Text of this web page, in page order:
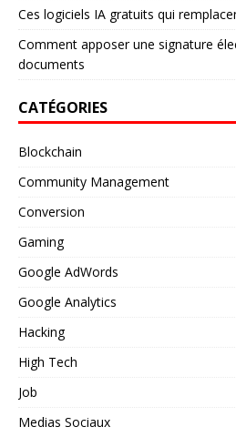
Ces logiciels IA gratuits qui
Comment apposer une signature
documents
CATÉGORIES
Blockchain
Community Management
Conversion
Gaming
Google AdWords
Google Analytics
Hacking
High Tech
Job
Medias Sociaux